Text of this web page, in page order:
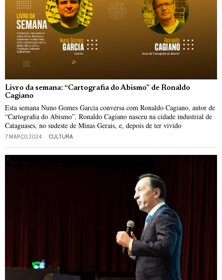
Livro da semana: “Cartografia do Abismo” de Ronaldo
Cagiano
Esta semana Nuno Gomes Garcia conversa com Ronaldo Cagiano, autor de
“Cartografia do Abismo”. Ronaldo Cagiano nasceu na cidade industrial de
Cataguases, no sudeste de Minas Gerais, e, depois de ter vivido
7 MARÇO, 2024 CULTURA